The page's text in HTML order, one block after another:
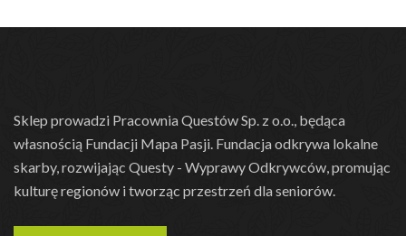
Sklep prowadzi Pracownia Questów Sp. z o.o., będąca
własnością Fundacji Mapa Pasji. Fundacja odkrywa lokalne
skarby, rozwijając Questy - Wyprawy Odkrywców, promując
kulturę regionów i tworząc przestrzeń dla seniorów.